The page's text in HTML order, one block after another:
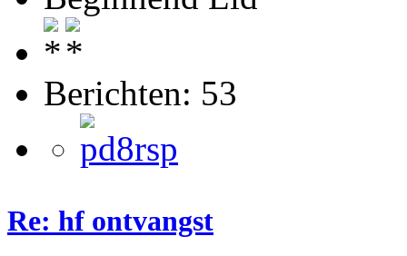
Berichten: 53
Re: hf ontvangst